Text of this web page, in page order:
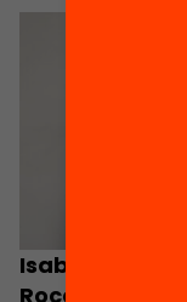
Isabel Vilaseca
Roca